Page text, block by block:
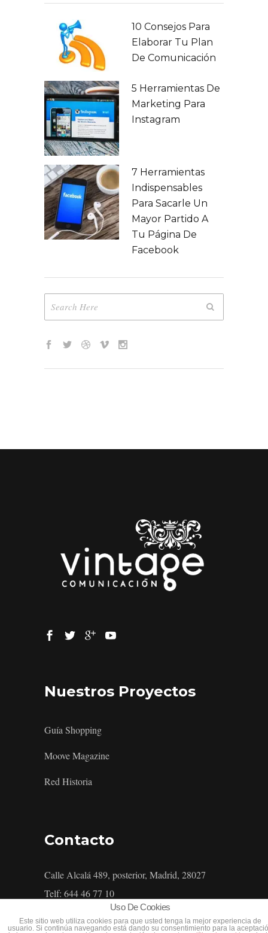
10 Consejos Para
Elaborar Tu Plan
De Comunicación
5 Herramientas De
Marketing Para
Instagram
7 Herramientas
Indispensables
Para Sacarle Un
Mayor Partido A
Tu Página De
Facebook
Nuestros Proyectos
Guía Shopping
Moove Magazine
Red Historia
Contacto
Calle Alcalá 489, posterior, Madrid, 28027
Telf: 644 46 77 10
Política De Privacidad
Uso De Cookies
Este sitio web utiliza cookies para que usted tenga la mejor experiencia de
usuario. Si continúa navegando está dando su consentimiento para la